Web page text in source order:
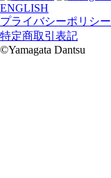
ENGLISH
プライバシーポリシー
特定商取引表記
©️Yamagata Dantsu